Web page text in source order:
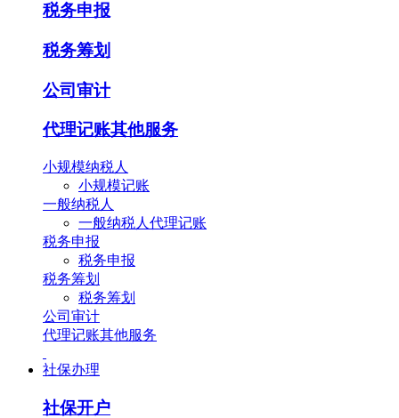
税务申报
税务筹划
公司审计
代理记账其他服务
小规模纳税人
小规模记账
一般纳税人
一般纳税人代理记账
税务申报
税务申报
税务筹划
税务筹划
公司审计
代理记账其他服务
社保办理
社保开户